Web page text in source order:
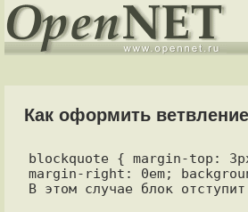
Как оформить
blockquote { margin-top:
margin-right: 0em;